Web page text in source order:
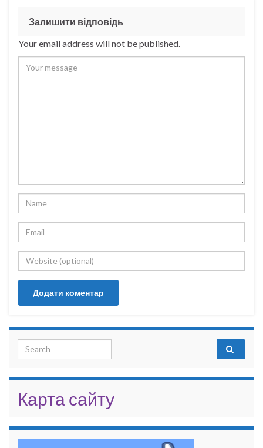
Залишити відповідь
Your email address will not be published.
Search for:
Карта сайту